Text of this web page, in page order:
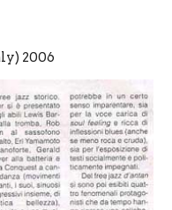
2006